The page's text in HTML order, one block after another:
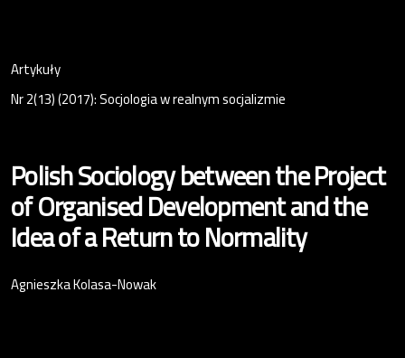
Artykuły
Nr 2(13) (2017): Socjologia w realnym socjalizmie
Polish Sociology between the Project
of Organised Development and the
Idea of a Return to Normality
Agnieszka Kolasa-Nowak